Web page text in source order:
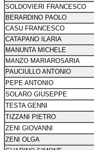
SOLDOVIERI FRANCESCO
BERARDINO PAOLO
CASU FRANCESCO
CATAPANO ILARIA
MANUNTA MICHELE
MANZO MARIAROSARIA
PAUCIULLO ANTONIO
PEPE ANTONIO
SOLARO GIUSEPPE
TESTA GENNI
TIZZANI PIETRO
ZENI GIOVANNI
ZENI OLGA